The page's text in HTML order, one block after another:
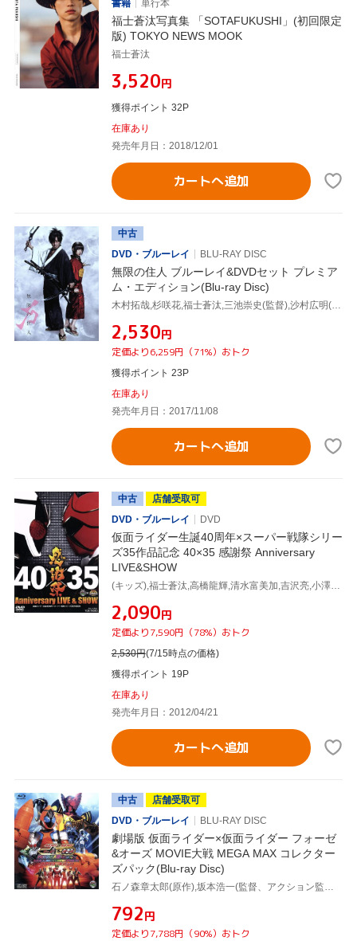
書籍 単行本
福士蒼汰写真集 「SOTAFUKUSHI」(初回限定
版) TOKYO NEWS MOOK
福士蒼汰
¥3,520円
獲得ポイント 32P
在庫あり
発売年月日：2018/12/01
カートへ追加
中古
DVD・ブルーレイ
BLU-RAY DISC
無限の住人 ブルーレイ&DVDセット プレミア
ム・エディション(Blu-ray Disc)
木村拓哉,杉咲花,福士蒼汰,三池崇史(監督),沙村広明(原作),遠藤浩二(音楽)
¥2,530円
定価より6,259円（71%）おトク
獲得ポイント 23P
在庫あり
発売年月日：2017/11/08
カートへ追加
中古
店舗受取可
DVD・ブルーレイ
DVD
仮面ライダー生誕40周年×スーパー戦隊シリー
ズ35作品記念 40×35 感謝祭 Anniversary
LIVE&SHOW
(キッズ),福士蒼汰,高橋龍輝,清水富美加,吉沢亮,小澤亮太,山田裕貴,市道真央
¥2,090円
定価より7,590円（78%）おトク
2,530円(7/15時点の価格)
獲得ポイント 19P
在庫あり
発売年月日：2012/04/21
カートへ追加
中古
店舗受取可
DVD・ブルーレイ
BLU-RAY DISC
劇場版 仮面ライダー×仮面ライダー フォーゼ
&オーズ MOVIE大戦 MEGA MAX コレクター
ズパック(Blu-ray Disc)
¥792円
定価より7,788円（90%）おトク